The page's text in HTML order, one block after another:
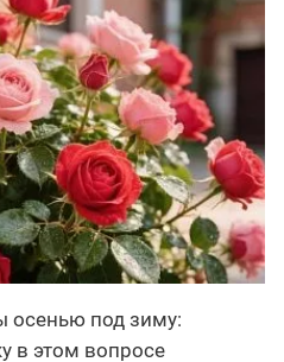
осенью под зиму:
в этом вопросе